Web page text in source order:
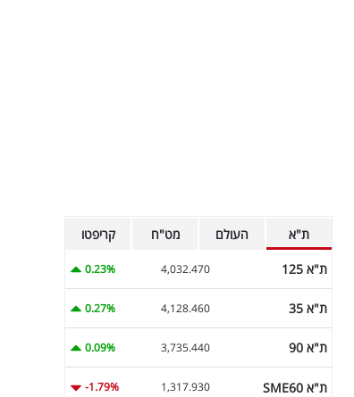
ת"א העולם מט"ח קריפטו
ת"א 125 4,032.470
0.23%
ת"א 35 4,128.460
0.27%
ת"א 90 3,735.440
0.09%
ת"א SME60 1,317.930
-1.79%